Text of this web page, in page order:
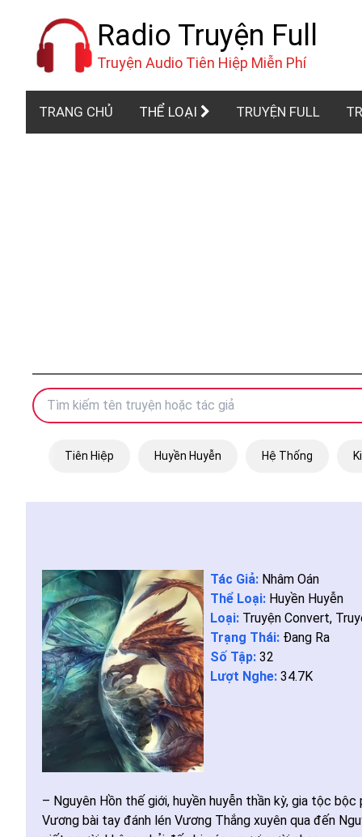
Radio Truyện Full
Truyện Audio Tiên Hiệp Miễn Phí
TRANG CHỦ THỂ LOẠI TRUYỆN FULL
Tiên Hiệp Huyền Huyễn Hệ Thống
Tác Giả: Nhâm Oán
Thể Loại: Huyền Huyễn
Loại: Truyện Convert,
Trạng Thái: Đang Ra
Số Tập: 32
Lượt Nghe: 34.7K
– Nguyên Hồn thế giới, huyền huyễn thần kỳ, gia tộc
Vương bài tay đánh lén Vương Thắng xuyên qua đến